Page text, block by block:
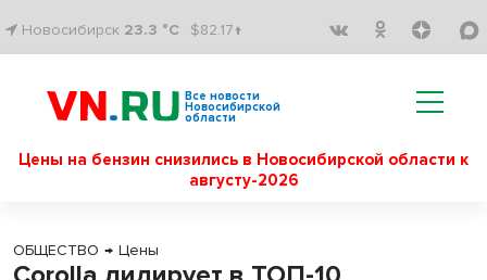
Новосибирск 23.3 °C $82.17↑
Все новости
Новосибирской
области
Цены на бензин снизились в Новосибирской области к
августу-2026
ОБЩЕСТВО → Цены